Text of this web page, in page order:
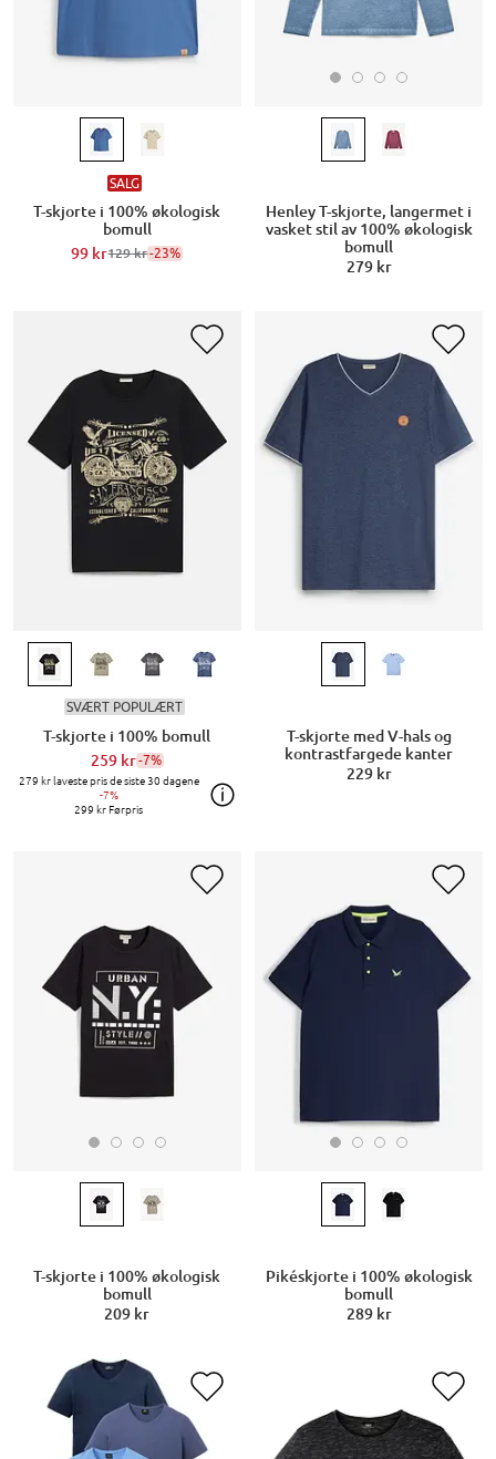
SALG
T-skjorte i 100% økologisk
bomull
99 kr129 kr-23%
Henley T-skjorte, langermet i
vasket stil av 100% økologisk
bomull
279 kr
SVÆRT POPULÆRT
T-skjorte i 100% bomull
259 kr-7%
279 krlaveste pris de siste 30 dagene
-7%
299 krFørpris
T-skjorte med V-hals og
kontrastfargede kanter
229 kr
T-skjorte i 100% økologisk
bomull
209 kr
Pikéskjorte i 100% økologisk
bomull
289 kr